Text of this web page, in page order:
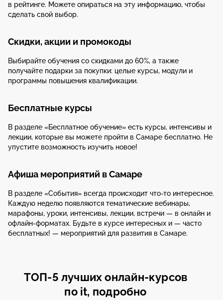
в рейтинге. Можете опираться на эту информацию, чтобы
сделать свой выбор.
Скидки, акции и промокоды
Выбирайте обучения со скидками до 60%, а также
получайте подарки за покупки: целые курсы, модули и
программы повышения квалификации.
Бесплатные курсы
В разделе «Бесплатное обучение» есть курсы, интенсивы и
лекции, которые вы можете пройти в Самаре бесплатно. Не
упустите возможность изучить новое!
Афиша мероприятий в Самаре
В разделе «События» всегда происходит что-то интересное.
Каждую неделю появляются тематические вебинары,
марафоны, уроки, интенсивы, лекции, встречи — в онлайн и
офлайн-форматах. Будьте в курсе интересных и — часто
бесплатных! — мероприятий для развития в Самаре.
ТОП-5 лучших онлайн-курсов
по it, подробно